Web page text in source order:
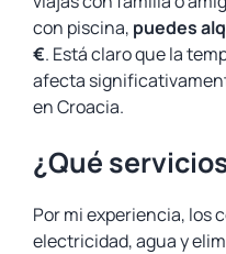
con piscina, puedes
€. Está claro que la
afecta
en Croacia.
¿Qué
Por mi experiencia, los
electricidad, agua y